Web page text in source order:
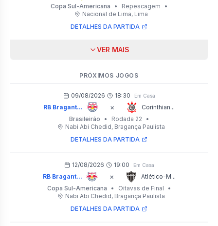
Copa Sul-Americana
• Repescagem
•
Nacional de Lima, Lima
DETALHES DA PARTIDA
VER MAIS
PRÓXIMOS JOGOS
09/08/2026 18:30 Em Casa
RB Bragant... ×
Corinthian...
Brasileirão
• Rodada 22
•
Nabi Abi Chedid, Bragança Paulista
DETALHES DA PARTIDA
12/08/2026 19:00 Em Casa
RB Bragant... ×
Atlético-M...
Copa Sul-Americana
• Oitavas de Final
•
Nabi Abi Chedid, Bragança Paulista
DETALHES DA PARTIDA